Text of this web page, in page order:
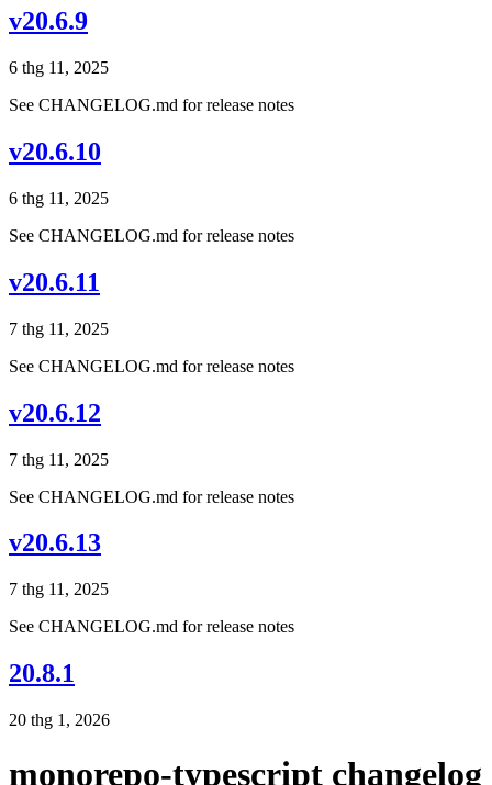
v20.6.9
6 thg 11, 2025
See CHANGELOG.md for release notes
v20.6.10
6 thg 11, 2025
See CHANGELOG.md for release notes
v20.6.11
7 thg 11, 2025
See CHANGELOG.md for release notes
v20.6.12
7 thg 11, 2025
See CHANGELOG.md for release notes
v20.6.13
7 thg 11, 2025
See CHANGELOG.md for release notes
20.8.1
20 thg 1, 2026
monorepo-typescript changelog